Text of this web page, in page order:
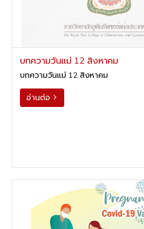
บทความวันแม่ 12 สิงหาคม
บทความวันแม่ 12 สิงหาคม
อ่านต่อ arrow_forward_ios